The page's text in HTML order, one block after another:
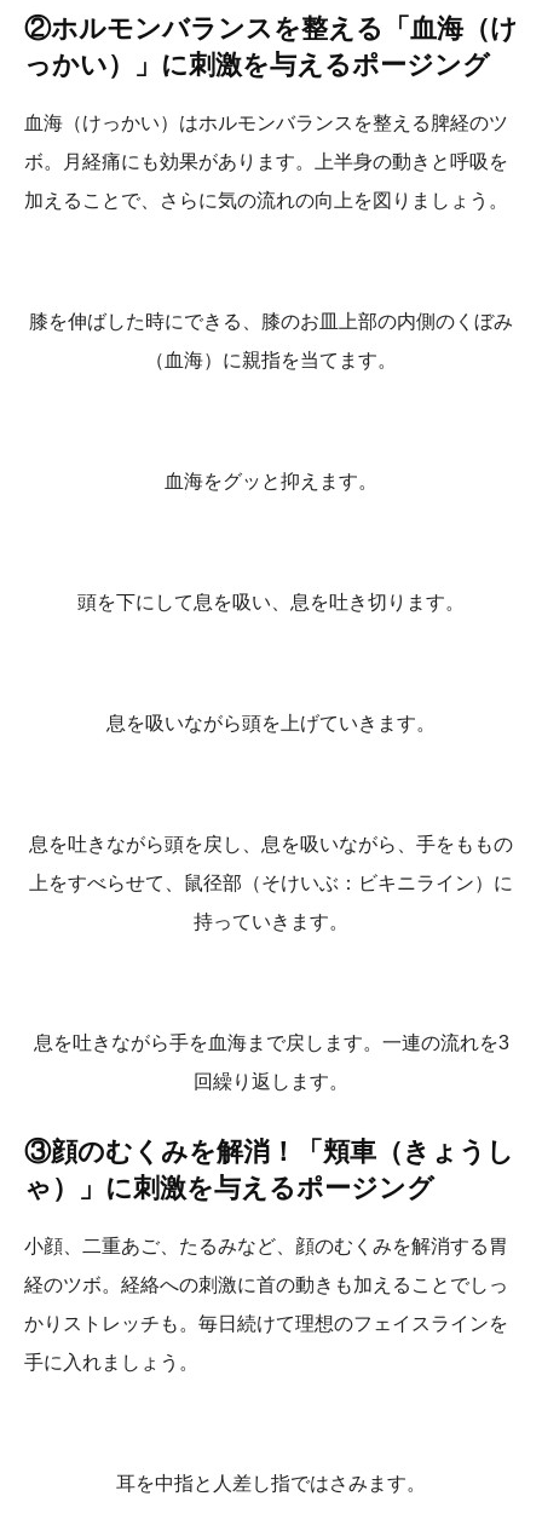
②ホルモンバランスを整える「血海（け
っかい）」に刺激を与えるポージング
血海（けっかい）はホルモンバランスを整える脾経のツ
ボ。月経痛にも効果があります。上半身の動きと呼吸を
加えることで、さらに気の流れの向上を図りましょう。
膝を伸ばした時にできる、膝のお皿上部の内側のくぼみ
（血海）に親指を当てます。
血海をグッと抑えます。
頭を下にして息を吸い、息を吐き切ります。
息を吸いながら頭を上げていきます。
息を吐きながら頭を戻し、息を吸いながら、手をももの
上をすべらせて、鼠径部（そけいぶ：ビキニライン）に
持っていきます。
息を吐きながら手を血海まで戻します。一連の流れを3
回繰り返します。
③顔のむくみを解消！「頬車（きょうし
ゃ）」に刺激を与えるポージング
小顔、二重あご、たるみなど、顔のむくみを解消する胃
経のツボ。経絡への刺激に首の動きも加えることでしっ
かりストレッチも。毎日続けて理想のフェイスラインを
手に入れましょう。
耳を中指と人差し指ではさみます。